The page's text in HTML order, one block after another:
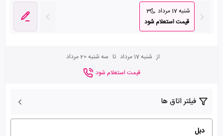
شنبه 17 مرداد
3
قیمت استعلام شود
از شنبه 17 مرداد تا سه شنبه 20 مرداد
قیمت استعلام شود
فیلتر اتاق ها
دبل